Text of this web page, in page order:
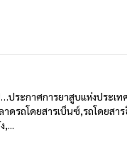
ประกาศการยาสูบแห่งประเท
าดรถโดยสารเบ็นซ์,รถโดยสา
,...